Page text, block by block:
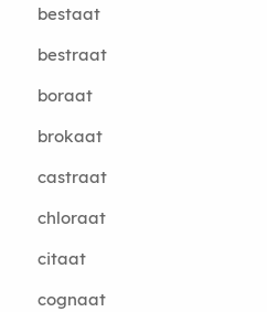
bestaat
bestraat
boraat
brokaat
castraat
chloraat
citaat
cognaat